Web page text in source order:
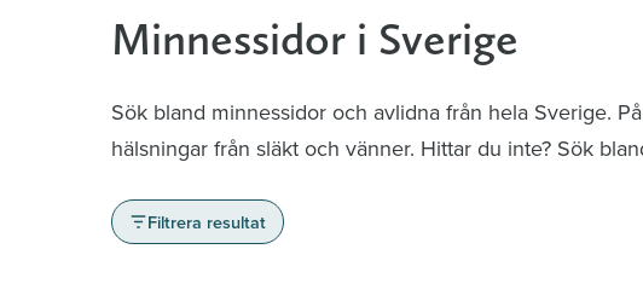
Minnessidor i Sverige
Sök bland minnessidor och avlidna från hela Sverige.
hälsningar från släkt och vänner. Hittar du inte? Sök
Filtrera resultat